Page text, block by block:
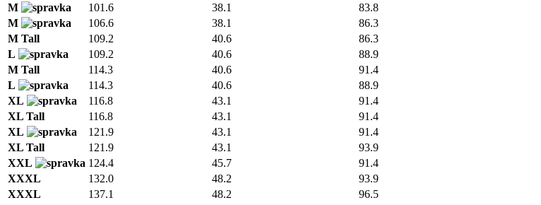
M
101.6 38.1
83.8
M
106.6 38.1
86.3
M Tall
109.2 40.6
86.3
L
109.2 40.6
88.9
M Tall
114.3 40.6
91.4
L
114.3 40.6
88.9
XL
116.8 43.1
91.4
XL Tall
116.8 43.1
91.4
XL
121.9 43.1
91.4
XL Tall
121.9 43.1
93.9
XXL
124.4 45.7
91.4
XXXL
132.0 48.2
93.9
XXXL
137.1 48.2 96.5